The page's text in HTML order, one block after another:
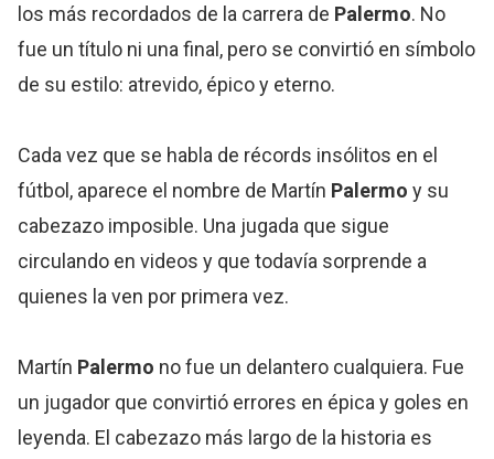
los más recordados de la carrera de Palermo. No
fue un título ni una final, pero se convirtió en símbolo
de su estilo: atrevido, épico y eterno.
Cada vez que se habla de récords insólitos en el
fútbol, aparece el nombre de Martín Palermo y su
cabezazo imposible. Una jugada que sigue
circulando en videos y que todavía sorprende a
quienes la ven por primera vez.
Martín Palermo no fue un delantero cualquiera. Fue
un jugador que convirtió errores en épica y goles en
leyenda. El cabezazo más largo de la historia es